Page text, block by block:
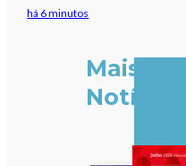
há 6 minutos
Mais
Notícias